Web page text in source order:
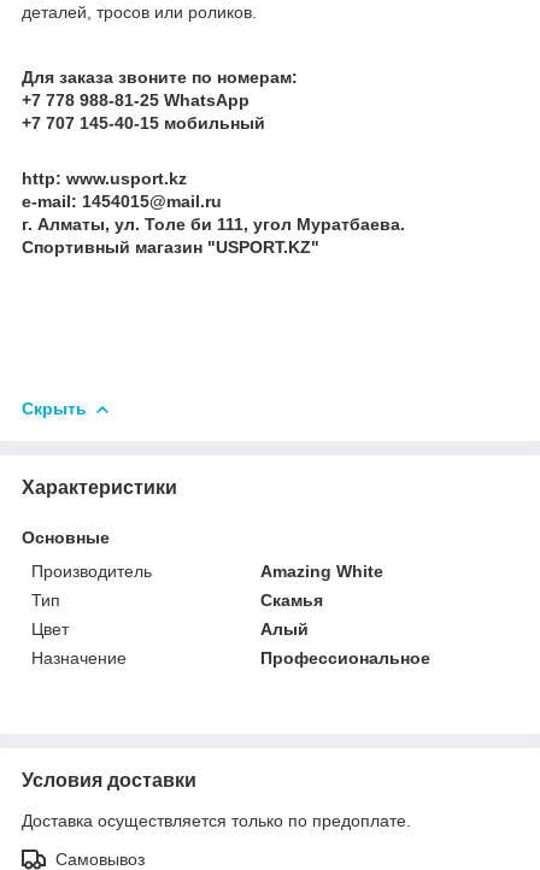
деталей, тросов или роликов.
Для заказа звоните по номерам:
+7 778 988-81-25 WhatsApp
+7 707 145-40-15 мобильный
http: www.usport.kz
e-mail: 1454015@mail.ru
г. Алматы, ул. Толе би 111, угол Муратбаева.
Спортивный магазин "USPORT.KZ"
Скрыть
Характеристики
Основные
Производитель
Amazing White
Тип
Скамья
Цвет
Алый
Назначение
Профессиональное
Условия доставки
Доставка осуществляется только по предоплате.
Самовывоз